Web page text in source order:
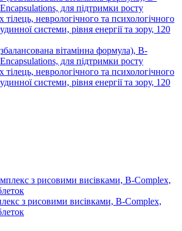
вітамінна формула), B-
для підтримки росту
неврологічного та психологічного
системи, рівня енергії та зору, 120
з рисовими висівками, B-Complex,